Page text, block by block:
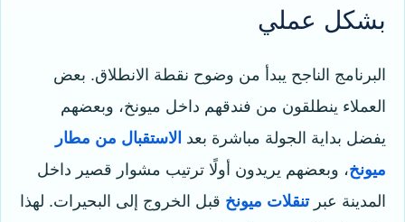
بشكل عملي
البرنامج الناجح يبدأ من وضوح نقطة الانطلاق. بعض
العملاء ينطلقون من فندقهم داخل ميونخ، وبعضهم
يفضل بداية الجولة مباشرة بعد الاستقبال من مطار
ميونخ، وبعضهم يريدون أولًا ترتيب مشوار قصير داخل
المدينة عبرتنقلات ميونخ قبل الخروج إلى البحيرات. لهذا